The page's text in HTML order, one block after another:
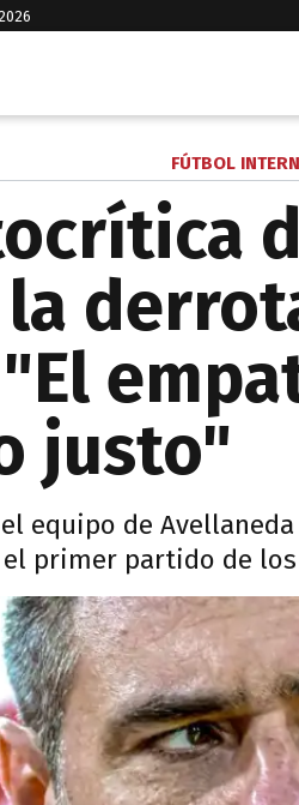
FÚTBOL
justo"
equipo de
primer partido de